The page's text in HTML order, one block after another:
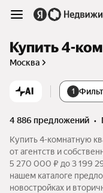
Купить 4-
Москва
AI 1
4 886 предложений •
Купить 4-комнатную
от агентств и
5 270 000 ₽ до 3 199
нашем каталоге
новостройках и